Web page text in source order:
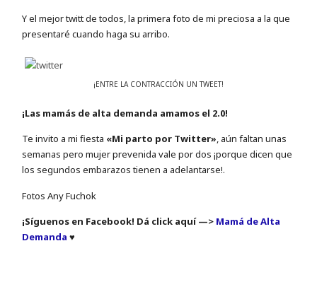
Y el mejor twitt de todos, la primera foto de mi preciosa a la que
presentaré cuando haga su arribo.
¡ENTRE LA CONTRACCIÓN UN TWEET!
¡Las mamás de alta demanda amamos el 2.0!
Te invito a mi fiesta «Mi parto por Twitter», aún faltan unas
semanas pero mujer prevenida vale por dos ¡porque dicen que
los segundos embarazos tienen a adelantarse!.
Fotos Any Fuchok
¡Síguenos en Facebook! Dá click aquí —> Mamá de Alta
Demanda ♥